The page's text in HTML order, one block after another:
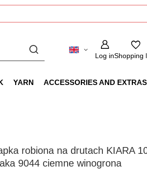
Log inShopping
YARN ACCESSORIES AND EXTRAS
robiona na drutach KIARA
9044 ciemne winogrona